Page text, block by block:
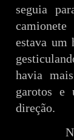
seguia
estava um
havia
garotos e
direção.
No